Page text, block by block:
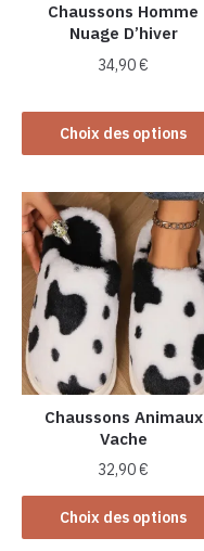
Chaussons Homme
Nuage D’hiver
34,90€
Choix des options
produit
a
variations.
Les
options
peuvent
être
choisies
sur
la
page
du
produit
Chaussons Animaux
Vache
32,90€
Choix des options
Ce
produit